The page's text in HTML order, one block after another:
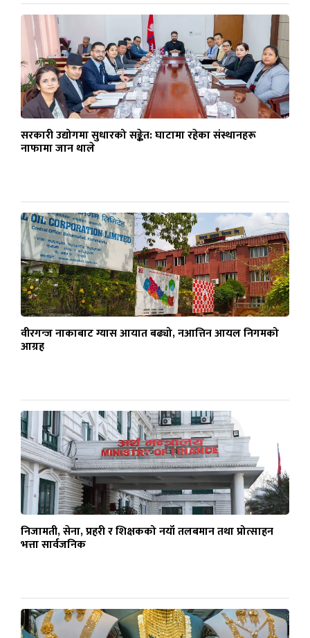
सरकारी उद्योगमा सुधारको सङ्केत: घाटामा रहेका संस्थानहरू
नाफामा जान थाले
वीरगन्ज नाकाबाट ग्यास आयात बढ्यो, नआत्तिन आयल निगमको
आग्रह
निजामती, सेना, प्रहरी र शिक्षकको नयाँ तलबमान तथा प्रोत्साहन
भत्ता सार्वजनिक